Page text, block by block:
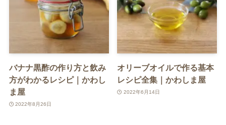
バナナ黒酢の作り方と飲み
方がわかるレシピ｜かわし
ま屋
2022年8月26日
オリーブオイルで作る基本
レシピ全集｜かわしま屋
2022年6月14日